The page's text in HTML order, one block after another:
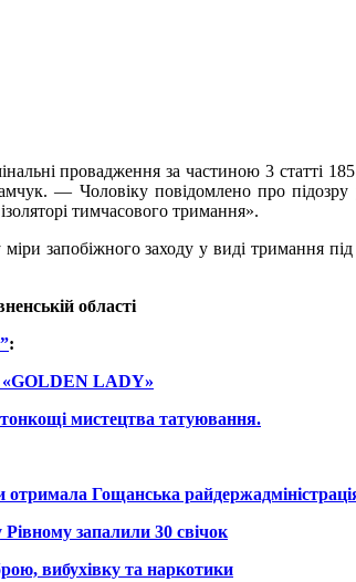
провадження за частиною 3 статті
. — Чоловіку повідомлено про підозру
тимчасового тримання».
запобіжного заходу у виді тримання
області
:
«GOLDEN LADY»
мистецтва татуювання.
отримала Гощанська
запалили 30 свічок
вибухівку та наркотики